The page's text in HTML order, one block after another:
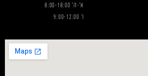
א'-ה' 8:00-18:00
ו' 9:00-12:00